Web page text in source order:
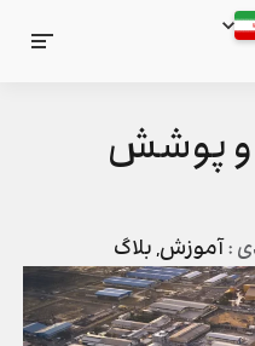
و پوشش
:آموزش,بلاگ